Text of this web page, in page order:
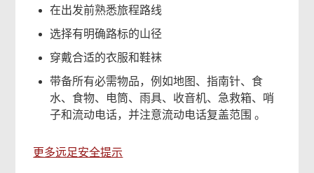
在出发前熟悉旅程路线
选择有明确路标的山径
穿戴合适的衣服和鞋袜
带备所有必需物品，例如地图、指南针、食
水、食物、电筒、雨具、收音机、急救箱、哨
子和流动电话，并注意流动电话复盖范围 。
更多远足安全提示